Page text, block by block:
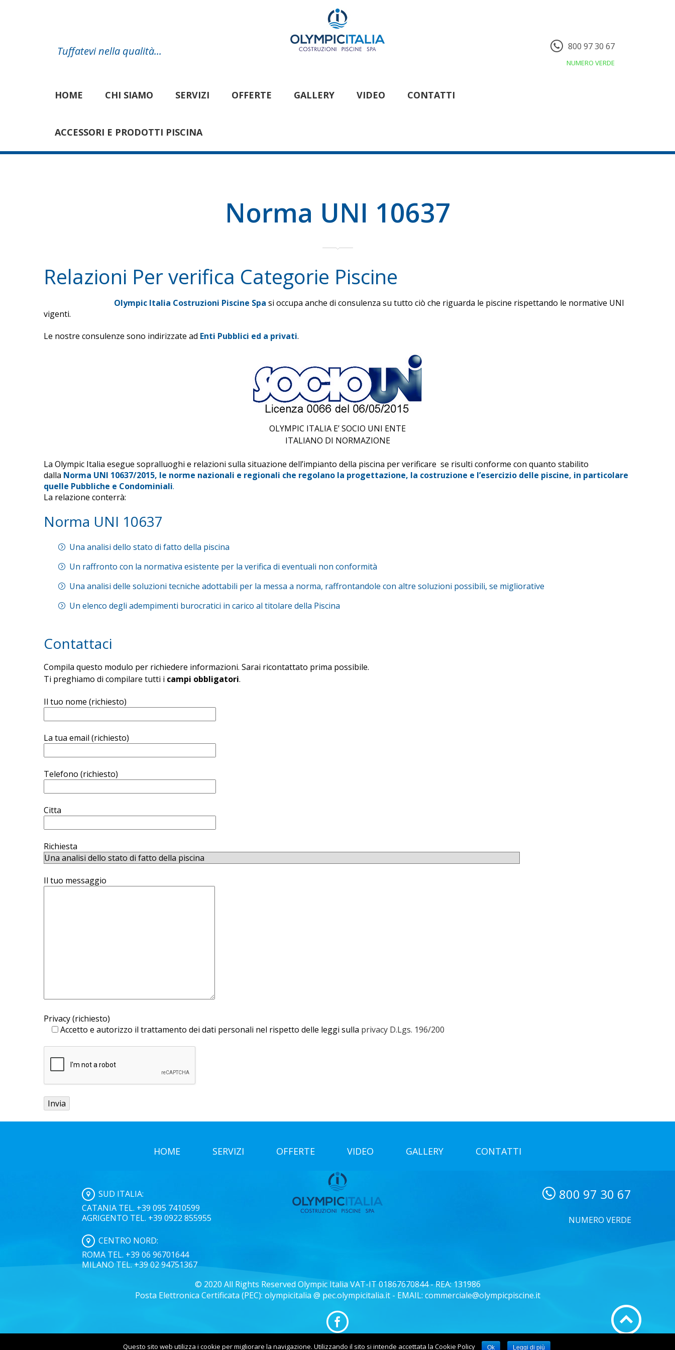
800 97 30 67
NUMERO VERDE
Tuffatevi nella qualità...
HOME CHI SIAMO SERVIZI OFFERTE GALLERY VIDEO CONTATTI
ACCESSORI E PRODOTTI PISCINA
Norma UNI 10637
Relazioni Per verifica Categorie Piscine
Olympic Italia Costruzioni Piscine Spa si occupa anche di consulenza su tutto ciò che riguarda le piscine rispettando le normative UNI
vigenti.
Le nostre consulenze sono indirizzate ad Enti Pubblici ed a privati.
OLYMPIC ITALIA E’ SOCIO UNI ENTE
ITALIANO DI NORMAZIONE
La Olympic Italia esegue sopralluoghi e relazioni sulla situazione dell’impianto della piscina per verificare se risulti conforme con quanto stabilito
dalla Norma UNI 10637/2015, le norme nazionali e regionali che regolano la progettazione, la costruzione e l’esercizio delle piscine, in particolare
quelle Pubbliche e Condominiali.
La relazione conterrà:
Norma UNI 10637
Una analisi dello stato di fatto della piscina
Un raffronto con la normativa esistente per la verifica di eventuali non conformità
Una analisi delle soluzioni tecniche adottabili per la messa a norma, raffrontandole con altre soluzioni possibili, se migliorative
Un elenco degli adempimenti burocratici in carico al titolare della Piscina
Contattaci
Compila questo modulo per richiedere informazioni. Sarai ricontattato prima possibile.
Ti preghiamo di compilare tutti i campi obbligatori.
Il tuo nome (richiesto)
La tua email (richiesto)
Telefono (richiesto)
Citta
Richiesta
Il tuo messaggio
Privacy (richiesto)
Accetto e autorizzo il trattamento dei dati personali nel rispetto delle leggi sulla privacy D.Lgs. 196/200
HOME SERVIZI OFFERTE VIDEO GALLERY CONTATTI
SUD ITALIA:
CATANIA TEL. +39 095 7410599
AGRIGENTO TEL. +39 0922 855955
CENTRO NORD:
ROMA TEL. +39 06 96701644
MILANO TEL. +39 02 94751367
800 97 30 67
NUMERO VERDE
© 2020 All Rights Reserved Olympic Italia VAT-IT 01867670844 - REA: 131986
Posta Elettronica Certificata (PEC): olympicitalia @ pec.olympicitalia.it - EMAIL: commerciale@olympicpiscine.it
Questo sito web utilizza i cookie per migliorare la navigazione. Utilizzando il sito si intende accettata la Cookie Policy Ok Leggi di più